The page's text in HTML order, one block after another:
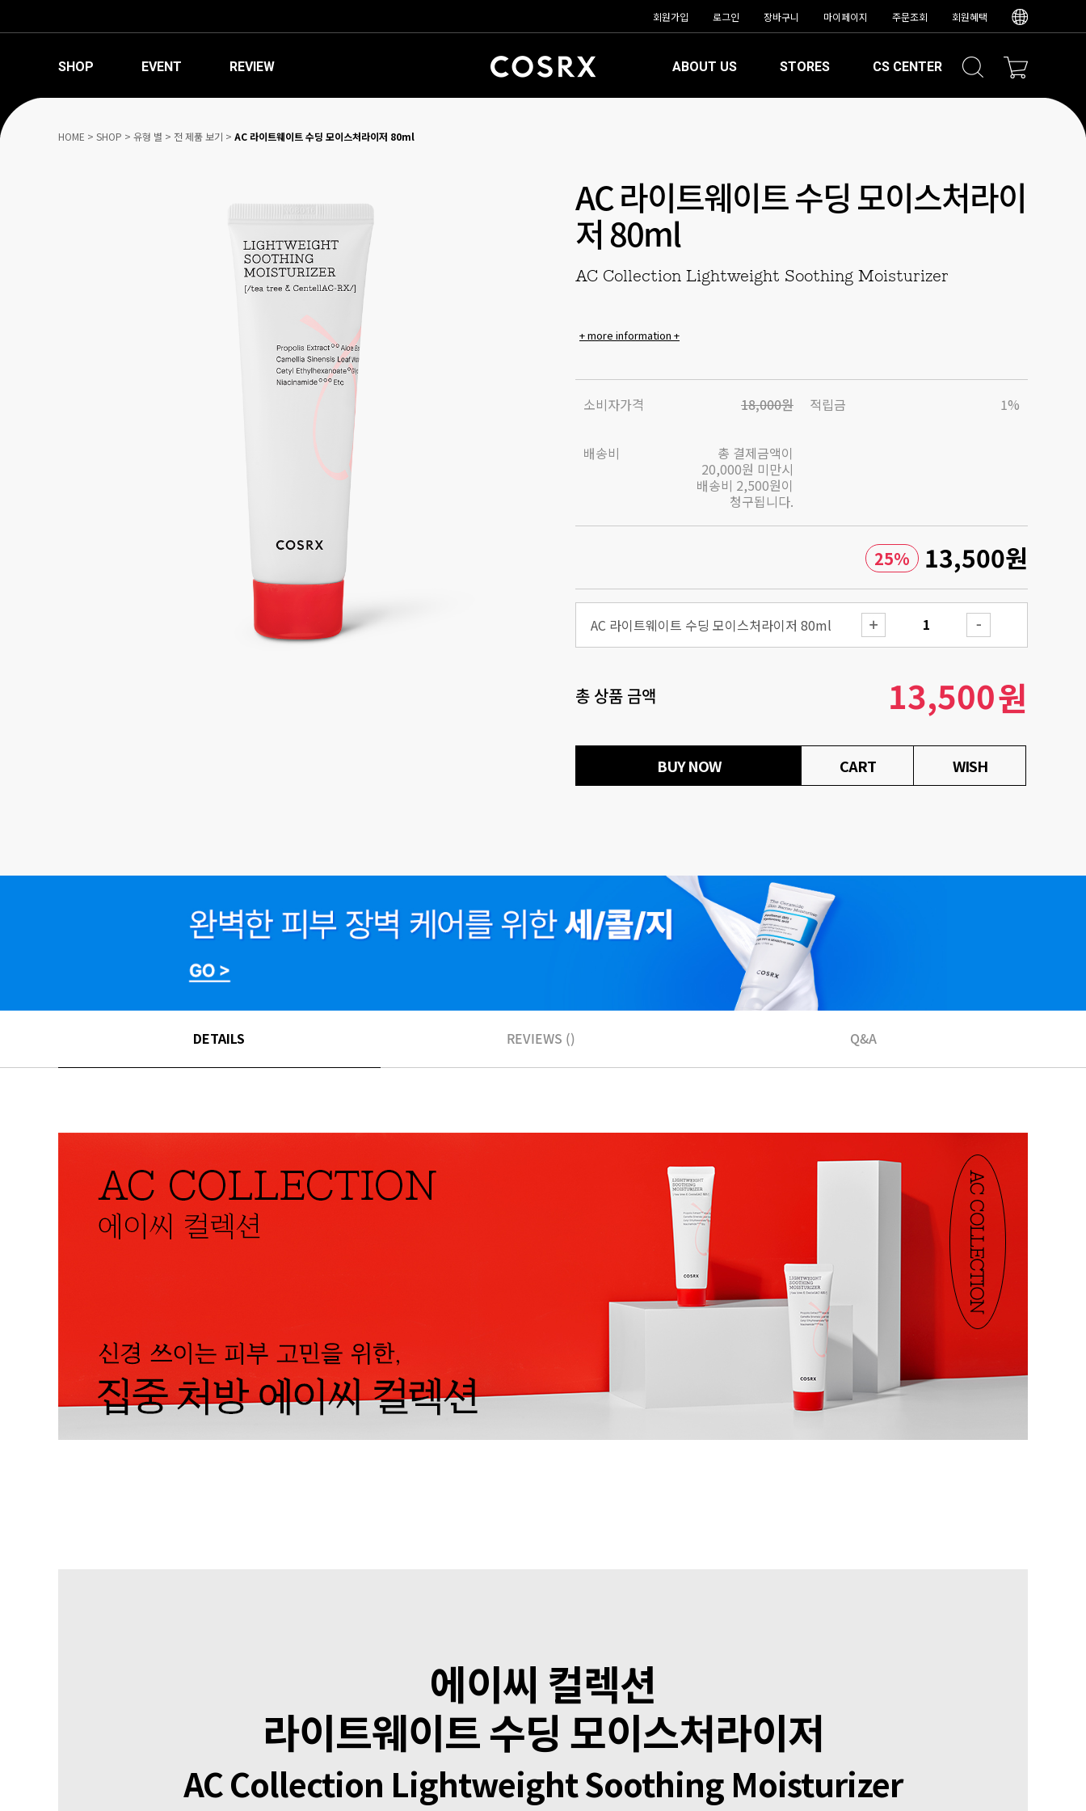
회원가입 로그인 장바구니 마이페이지 주문조회 회원혜택
SHOP EVENT REVIEW ABOUT US STORES CS CENTER
HOME > SHOP > 유형 별 > 전 제품 보기 > AC 라이트웨이트 수딩 모이스처라이저 80ml
AC 라이트웨이트 수딩 모이스처라이
저 80ml
AC Collection Lightweight Soothing Moisturizer
+ more information +
소비자가격 18,000원 적립금 1%
배송비
총 결제금액이
20,000원 미만시
배송비 2,500원이
청구됩니다.
25% 13,500원
AC 라이트웨이트 수딩 모이스처라이저 80ml
총 상품 금액 13,500원
BUY NOW CART WISH
DETAILS REVIEWS () Q&A
에이씨 컬렉션
라이트웨이트 수딩 모이스처라이저
AC Collection Lightweight Soothing Moisturizer